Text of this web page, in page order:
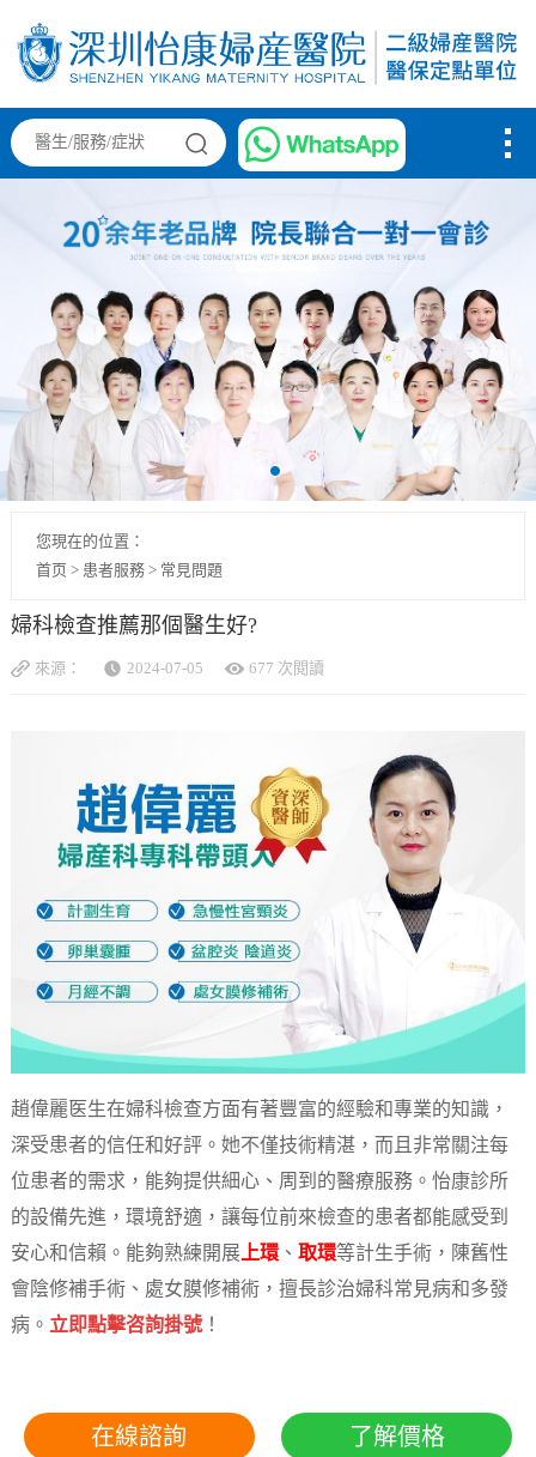
您現在的位置：
首页 > 患者服務> 常見問題
婦科檢查推薦那個醫生好?
來源： 2024-07-05 677 次閱讀
趙偉麗医生在婦科檢查方面有著豐富的經驗和專業的知識，
深受患者的信任和好評。她不僅技術精湛，而且非常關注每
位患者的需求，能夠提供細心、周到的醫療服務。怡康診所
的設備先進，環境舒適，讓每位前來檢查的患者都能感受到
安心和信賴。能夠熟練開展上環、 取環等計生手術，陳舊性
會陰修補手術、處女膜修補術，擅長診治婦科常見病和多發
病。 立即點擊咨詢掛號！
在線諮詢 了解價格